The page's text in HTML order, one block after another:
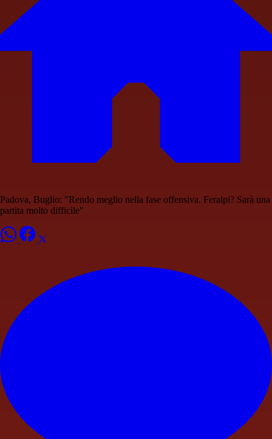
Padova, Buglio: "Rendo meglio nella fase offensiva. Feralpi? Sarà una
partita molto difficile"